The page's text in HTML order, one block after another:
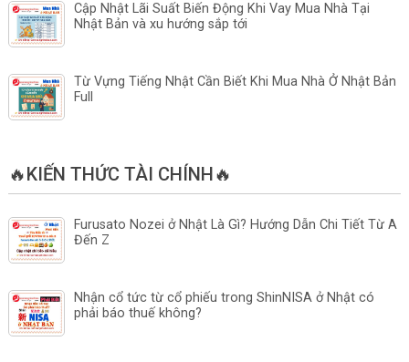
Cập Nhật Lãi Suất Biến Động Khi Vay Mua Nhà Tại
Nhật Bản và xu hướng sắp tới
Từ Vựng Tiếng Nhật Cần Biết Khi Mua Nhà Ở Nhật Bản
Full
🔥KIẾN THỨC TÀI CHÍNH🔥
Furusato Nozei ở Nhật Là Gì? Hướng Dẫn Chi Tiết Từ A
Đến Z
Nhận cổ tức từ cổ phiếu trong ShinNISA ở Nhật có
phải báo thuế không?